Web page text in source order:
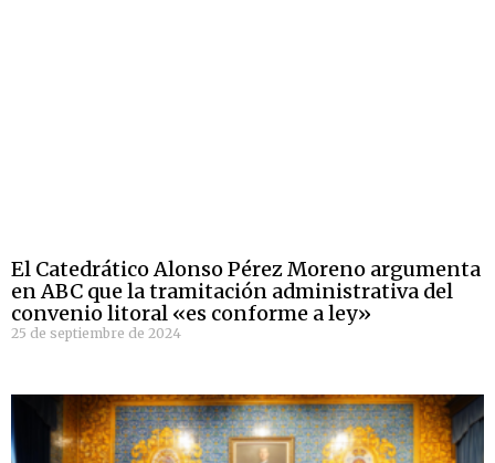
El Catedrático Alonso Pérez Moreno argumenta
en ABC que la tramitación administrativa del
convenio litoral «es conforme a ley»
25 de septiembre de 2024